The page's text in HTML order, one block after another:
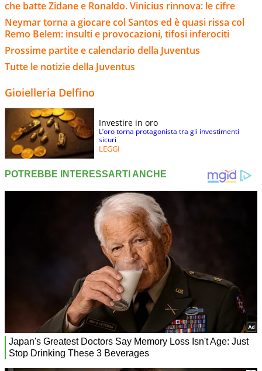
che batte Zidane e Ronaldo. Vinicius rinnova: le cifre
Neymar torna a giocare col Santos ed è quasi rissa col
Remo Belem: insulti e provocazioni, tifosi inferociti
Prossime partite e calendario della Juventus
Tutte le notizie della Juventus
Gioielleria Delfino
Investire in oro
L’oro torna protagonista tra gli investimenti
sicuri
LEGGI